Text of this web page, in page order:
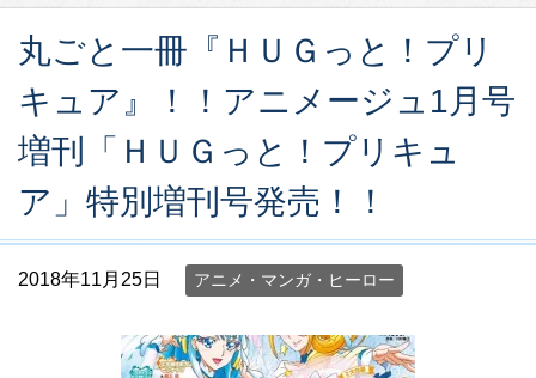
丸ごと一冊『ＨＵＧっと！プリ
キュア』！！アニメージュ1月号
増刊「ＨＵＧっと！プリキュ
ア」特別増刊号発売！！
2018年11月25日 アニメ・マンガ・ヒーロー